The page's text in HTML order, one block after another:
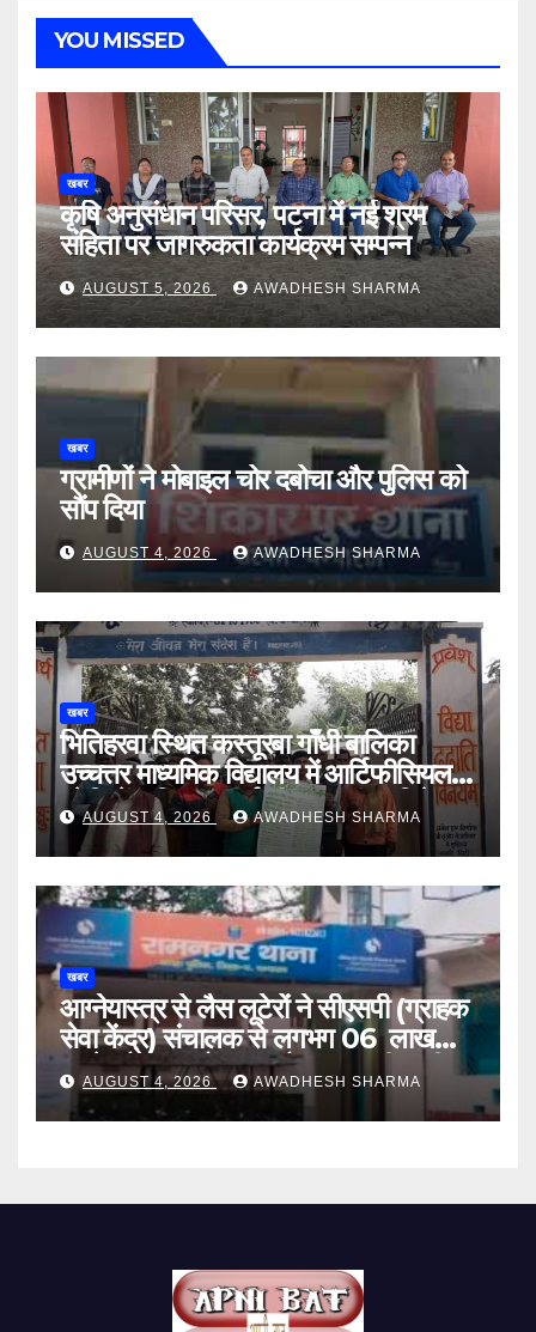
YOU MISSED
खबर
कृषि अनुसंधान परिसर, पटना में नई श्रम
संहिता पर जागरुकता कार्यक्रम सम्पन्न
AUGUST 5, 2026 AWADHESH SHARMA
खबर
ग्रामीणों ने मोबाइल चोर दबोचा और पुलिस को
सौंप दिया
AUGUST 4, 2026 AWADHESH SHARMA
खबर
भितिहरवा स्थित कस्तूरबा गाँधी बालिका
उच्चत्तर माध्यमिक विद्यालय में आर्टिफीसियल
इंटेलिजेंस शिक्षण कार्य शीघ्र प्रारंभ : दिनेश
यादव
AUGUST 4, 2026 AWADHESH SHARMA
खबर
आग्नेयास्त्र से लैस लूटेरों ने सीएसपी (ग्राहक
सेवा केंद्र) संचालक से लगभग 06 लाख
रुपये, लैपटॉप, मोबाइल और बाइक की चाबी
लूटा
AUGUST 4, 2026 AWADHESH SHARMA